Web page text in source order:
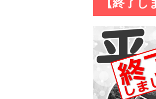
【終了